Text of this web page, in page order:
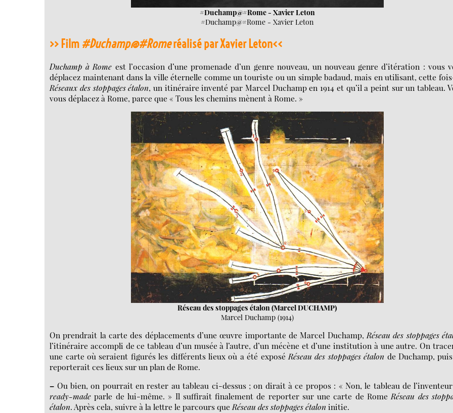
#Duchamp@#Rome - Xavier Leton
#Duchamp@#Rome - Xavier Leton
>> Film #Duchamp@#Romeréalisé par XavierLeton<<
Duchamp à Rome est l’occasion d’une promenade d’un genre nouveau, un nouveau genre d’itération : vous
déplacez maintenant dans la ville éternelle comme un touriste ou un simple badaud, mais en utilisant, cette
Réseaux des stoppages étalon, un itinéraire inventé par Marcel Duchamp en 1914 et qu’il a peint sur un tableau.
vous déplacez à Rome, parce que « Tous les chemins mènent à Rome. »
Réseau des stoppages étalon (Marcel DUCHAMP)
Marcel Duchamp (1914)
On prendrait la carte des déplacements d’une œuvre importante de Marcel Duchamp,Réseau des stoppages
l’itinéraire accompli de ce tableau d’un musée à l’autre, d’un mécène et d’une institution à une autre. On
une carte où seraient figurés les différents lieux où a été exposéRéseau des stoppages étalon de Duchamp,
reporterait ces lieux sur un plan de Rome.
– Ou bien, on pourrait en rester au tableau ci-dessus ; on dirait à ce propos : « Non, le tableau de
ready-made parle de lui-même. » Il suffirait finalement de reporter sur une carte de Rome Réseau des
étalon. Après cela, suivre à la lettre le parcours que Réseau des stoppages étalon initie.